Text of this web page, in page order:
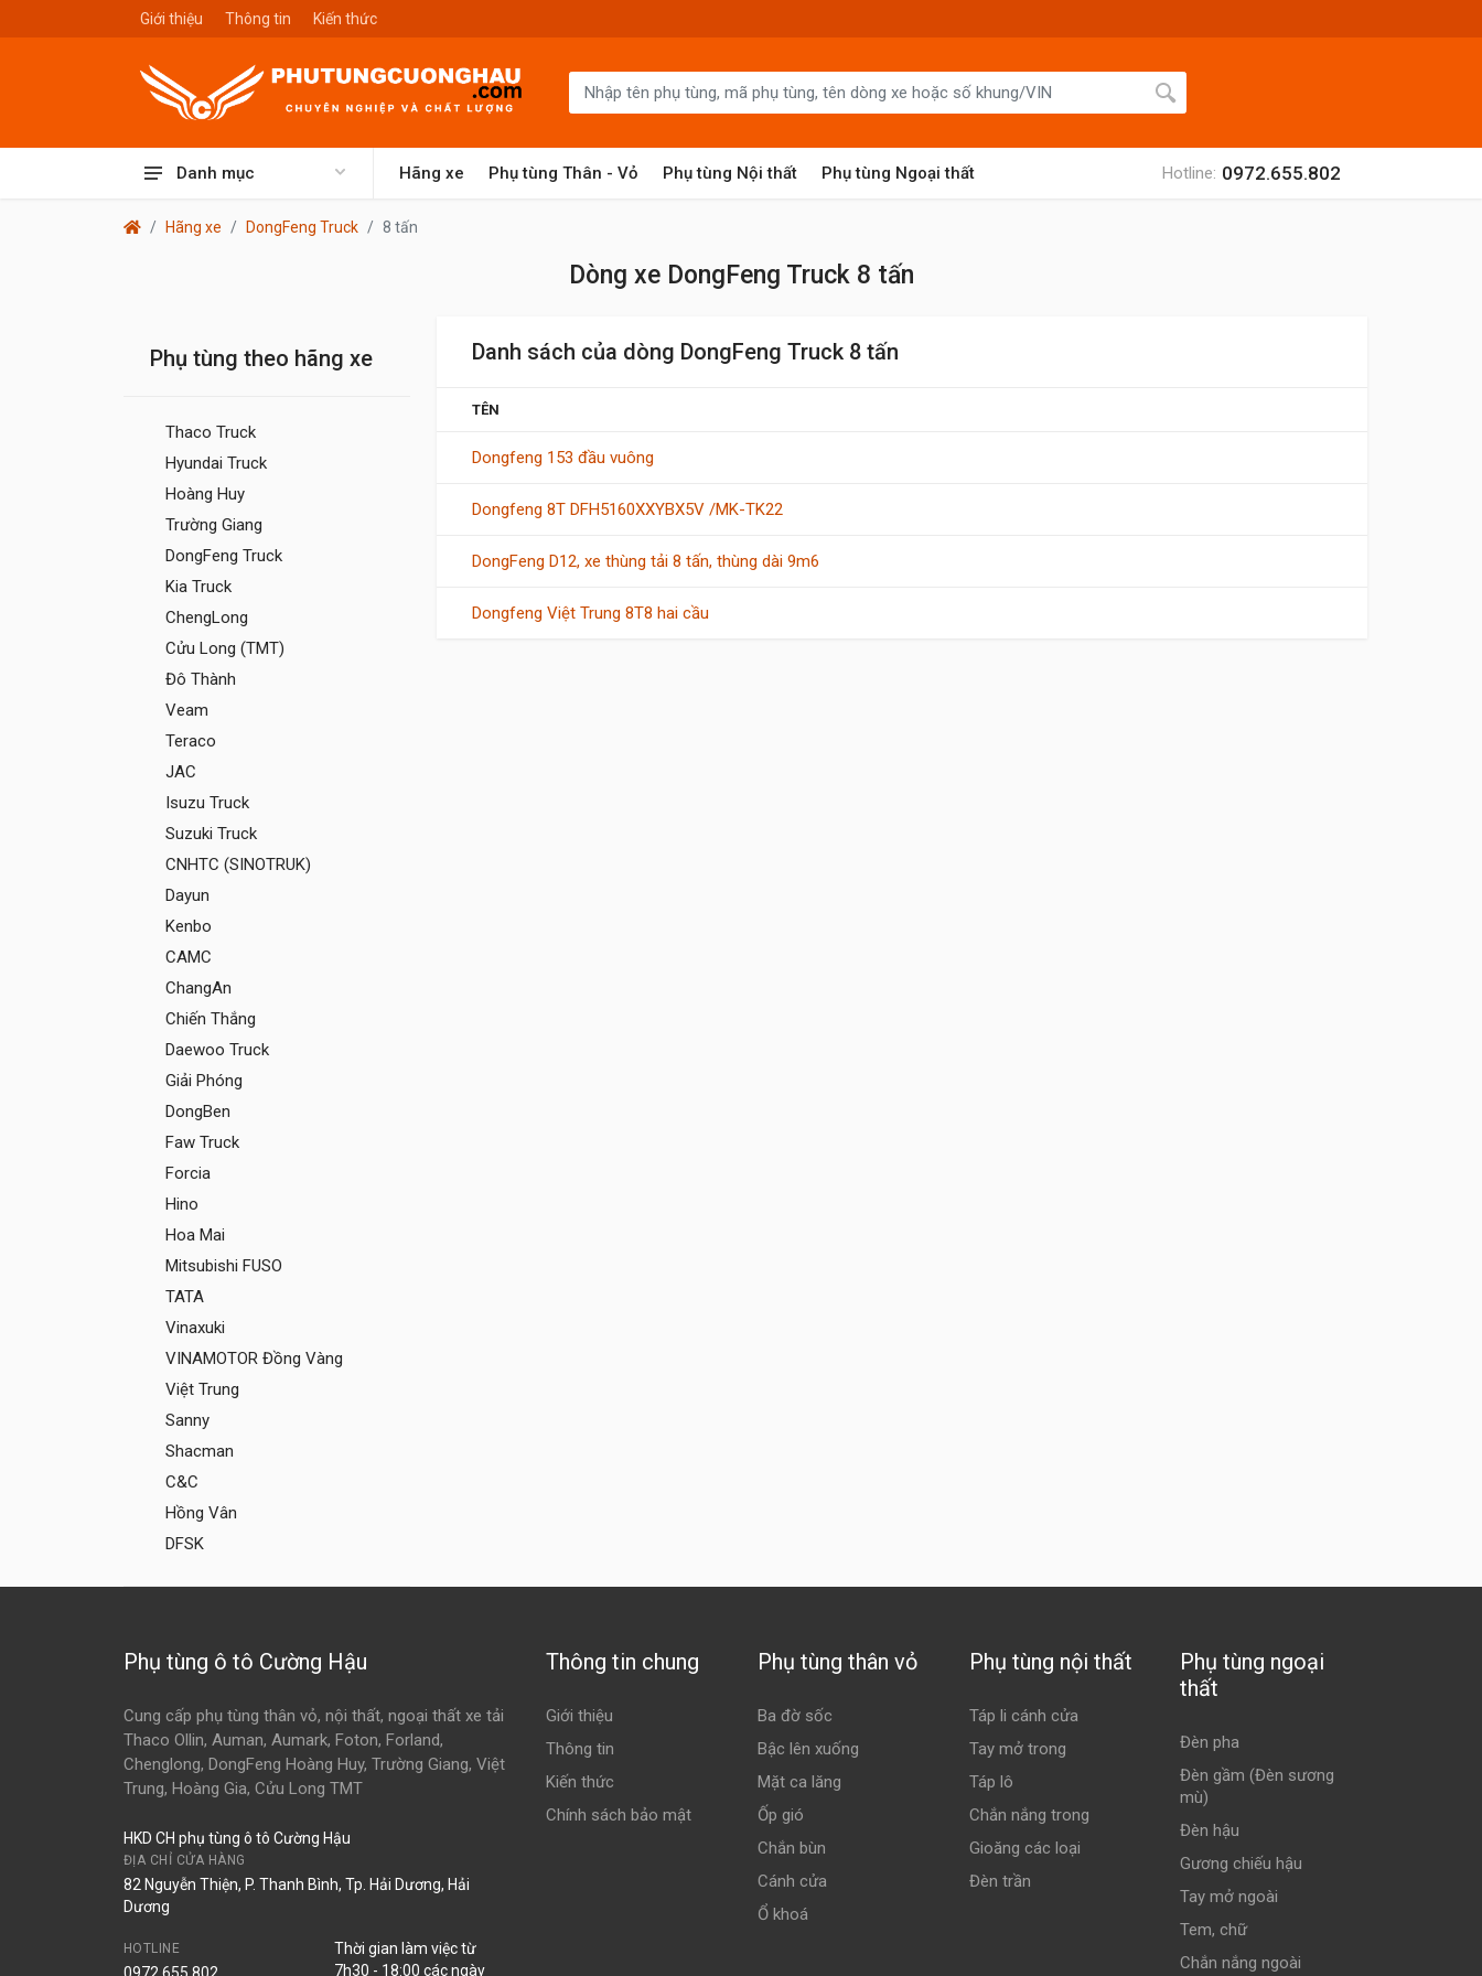
Giới thiệu Thông tin Kiến thức
Danh mục Hãng xe Phụ tùng Thân - Vỏ Phụ tùng Nội thất Phụ tùng Ngoại thất Hotline: 0972.655.802
Hãng xe DongFeng Truck 8 tấn
Dòng xe DongFeng Truck 8 tấn
Phụ tùng theo hãng xe
Thaco Truck
Hyundai Truck
Hoàng Huy
Trường Giang
DongFeng Truck
Kia Truck
ChengLong
Cửu Long (TMT)
Đô Thành
Veam
Teraco
JAC
Isuzu Truck
Suzuki Truck
CNHTC (SINOTRUK)
Dayun
Kenbo
CAMC
ChangAn
Chiến Thắng
Daewoo Truck
Giải Phóng
DongBen
Faw Truck
Forcia
Hino
Hoa Mai
Mitsubishi FUSO
TATA
Vinaxuki
VINAMOTOR Đồng Vàng
Việt Trung
Sanny
Shacman
C&C
Hồng Vân
DFSK
Danh sách của dòng DongFeng Truck 8 tấn
TÊN
Dongfeng 153 đầu vuông
Dongfeng 8T DFH5160XXYBX5V /MK-TK22
DongFeng D12, xe thùng tải 8 tấn, thùng dài 9m6
Dongfeng Việt Trung 8T8 hai cầu
Phụ tùng ô tô Cường Hậu
Cung cấp phụ tùng thân vỏ, nội thất, ngoại thất xe tải
Thaco Ollin, Auman, Aumark, Foton, Forland,
Chenglong, DongFeng Hoàng Huy, Trường Giang, Việt
Trung, Hoàng Gia, Cửu Long TMT
HKD CH phụ tùng ô tô Cường Hậu
ĐỊA CHỈ CỬA HÀNG
82 Nguyễn Thiện, P. Thanh Bình, Tp. Hải Dương, Hải
Dương
HOTLINE
Thời gian làm việc từ
7h30 - 18:00 các ngày
Thông tin chung
Giới thiệu
Thông tin
Kiến thức
Chính sách bảo mật
Phụ tùng thân vỏ
Ba đờ sốc
Bậc lên xuống
Mặt ca lăng
Ốp gió
Chắn bùn
Cánh cửa
Ổ khoá
Phụ tùng nội thất
Táp li cánh cửa
Tay mở trong
Táp lô
Chắn nắng trong
Gioăng các loại
Đèn trần
Phụ tùng ngoại
thất
Đèn pha
Đèn gầm (Đèn sương
mù)
Đèn hậu
Gương chiếu hậu
Tay mở ngoài
Tem, chữ
Chắn nắng ngoài